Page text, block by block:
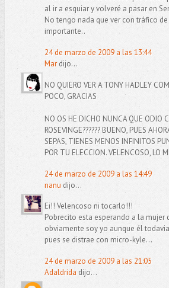
al ir a esquiar y volveré a pasar en
No tengo nada que ver con tráfico
importante..
24 de marzo de 2009 a las 13:44
Mardijo...
NO QUIERO VER A TONY HADLEY
POCO, GRACIAS
NO OS HE DICHO NUNCA QUE ODIO
ROSEVINGE?????? BUENO, PUES
SEPAS, TIENES MENOS INFINITOS
POR TU ELECCION. VELENCOSO, LO
24 de marzo de 2009 a las 14:49
nanu dijo...
Ei!! Velencoso ni tocarlo!!!
Pobrecito esta esperando a la mujer
obviamente soy yo aunque él
pues se distrae con micro-kyle...
24 de marzo de 2009 a las 21:05
Adaldrida dijo...